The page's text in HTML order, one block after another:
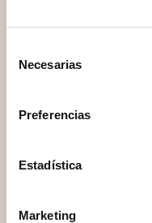
Necesarias
Preferencias
Estadística
Marketing
¡no la quites!
Recetas
Te lo hemos